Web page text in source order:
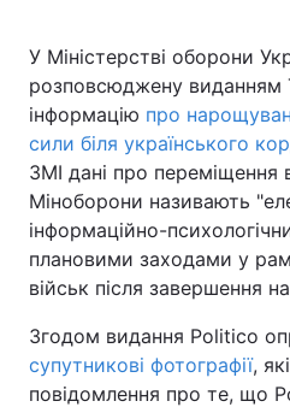
У Міністерстві оборони
розповсюджену виданням
інформацію про
сили біля українського
ЗМІ дані про переміщення
Міноборони називають
інформаційно-
плановими заходами у
військ після завершення
Згодом видання Politico
супутникові фотографії,
повідомлення про те, що